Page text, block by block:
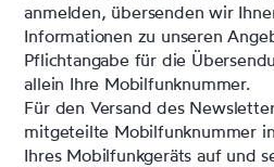
anmelden, übersenden wir
Informationen zu unseren
Pflichtangabe für die
allein Ihre Mobilfunknummer.
Für den Versand des
mitgeteilte Mobilfunknummer
Ihres Mobilfunkgeräts auf und